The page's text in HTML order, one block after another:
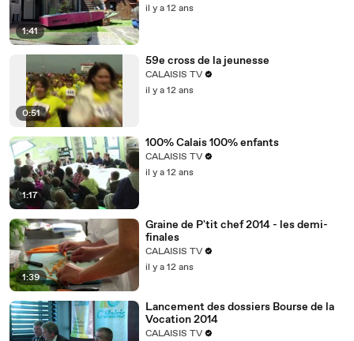
1:41
il y a 12 ans
0:51
59e cross de la jeunesse
CALAISIS TV
il y a 12 ans
1:17
100% Calais 100% enfants
CALAISIS TV
il y a 12 ans
1:39
Graine de P'tit chef 2014 - les demi-
finales
CALAISIS TV
il y a 12 ans
Lancement des dossiers Bourse de la
Vocation 2014
CALAISIS TV